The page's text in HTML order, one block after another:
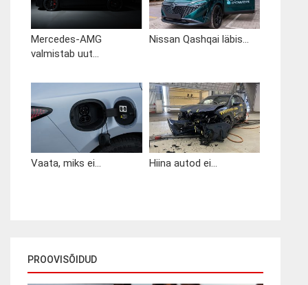
Mercedes-AMG
valmistab uut...
Nissan Qashqai läbis...
Vaata, miks ei... Hiina autod ei...
PROOVISÕIDUD